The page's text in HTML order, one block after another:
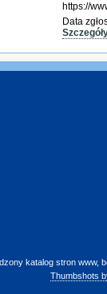
https://
Data
katalog stron www,
Thumbshots